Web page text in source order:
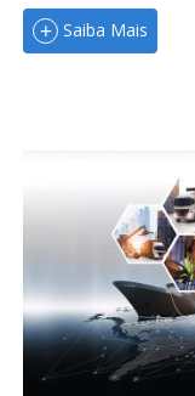
Saiba Mais